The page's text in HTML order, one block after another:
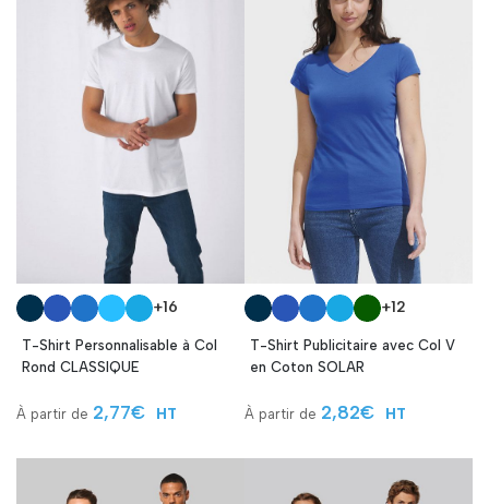
+16
T-Shirt Personnalisable à Col
Rond CLASSIQUE
2,77€ HT
+12
T-Shirt Publicitaire avec Col V
en Coton SOLAR
2,82€ HT